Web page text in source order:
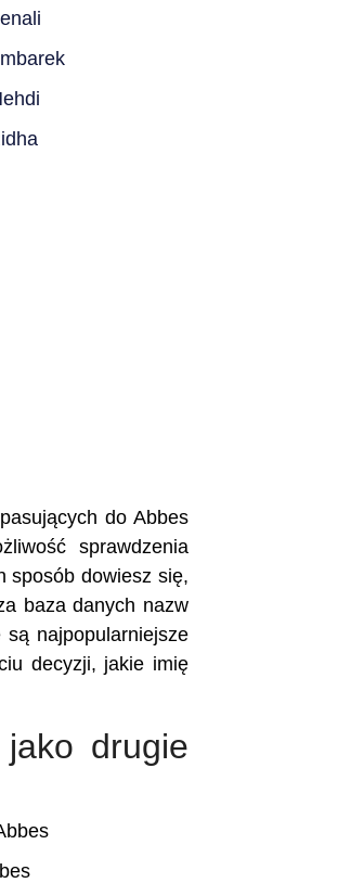
do Abbes
sprawdzenia
sposób dowiesz się,
baza danych nazw
najpopularniejsze
decyzji, jakie imię
drugie